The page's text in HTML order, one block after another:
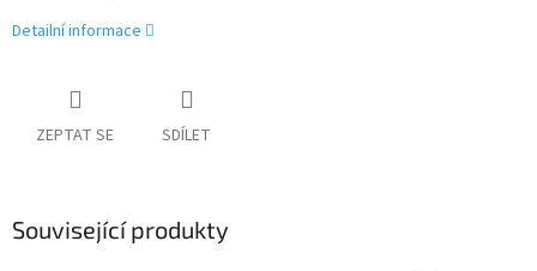
Detailní informace
ZEPTAT SE SDÍLET
Související produkty